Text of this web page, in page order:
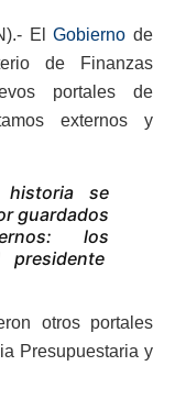
El Gobierno de
de Finanzas
portales de
externos y
se
guardados
los
presidente
otros portales
Presupuestaria y